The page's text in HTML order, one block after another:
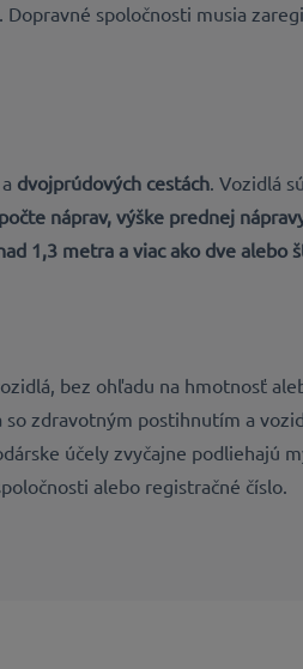
. Dopravné spoločnosti musia
a dvojprúdových cestách. Vozidlá
počte náprav, výške prednej
1,3 metra a viac ako dve alebo
bez ohľadu na hmotnosť
zdravotným postihnutím a
účely zvyčajne podliehajú
alebo registračné číslo.